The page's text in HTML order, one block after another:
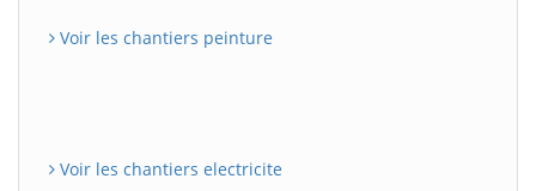
Voir les chantiers peinture
Voir les chantiers electricite